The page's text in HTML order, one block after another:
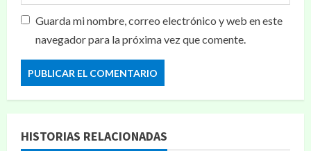
Guarda mi nombre, correo electrónico y web en este
navegador para la próxima vez que comente.
HISTORIAS RELACIONADAS